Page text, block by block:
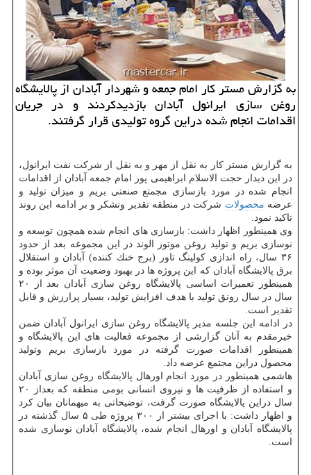
به گزارش مستر كار امام جمعه و شهردار آبادان از پالایشگاه
روغن سازی ایرانول آبادان بازدیدكردند و در جریان
اقدامات انجام شده دراین گروه تولیدی قرار گرفتند.
به گزارش مستر كار به نقل از مهر و به نقل از شركت نفت ایرانول،
در این دیدار حجت الاسلام ابراهیمی پور امام جمعه آبادان از اقدامات
انجام شده در مورد بازسازی مجمتع صنعتی بریم و میزان تولید و
عرضه محصولات شركت در منطقه تقدیر وتشكر و بر ادامه این روند
تاكید نمود.
وی همینطور اظهار داشت: بازسازی های انجام شده همچون توسعه و
نوسازی بریم و تولید روغن موتور الوند در این مجموعه بعد از حدود
۳۶ سال، راه اندازی كولینگ تاور (برج خنك كننده) آبادان و استقلال
برق پالایشگاه آبادان كه این پروژه ها در بهبود وضعیت آن موثر بوده و
همینطور تعمیرات اساسی پالایشگاه روغن سازی آبادان بعد از ۲۰
سال در سال رونق تولید با هدف افزایش تولید، بسیار پرارزش و قابل
تقدیر است.
در ادامه این جلسه مدیر پالایشگاه روغن سازی ایرانول آبادان ضمن
خیرمقدم به آنان گزارشی از مجموعه فعالیت های این پالایشگاه و
همینطور اقدامات صورت گرفته در مورد بازسازی بریم وتولید
محصول دراین مجتمع عرضه داد.
هاشمی همینطور در مورد انجام اورهال پالایشگاه روغن سازی آبادان
و استفاده از ظرفیت ها و نیروی انسانی بومی منطقه كه بعداز ۲۰
سال دراین پالایشگاه صورت گرفت، توضیحاتی به میهمانان بیان كرد
و اظهار داشت: با اجرای بیشتر از ۳۰۰ پروژه طی ۵ سال گذشته در
پالایشگاه آبادان و اورهال انجام شده، پالایشگاه آبادان نوسازی شده
است.